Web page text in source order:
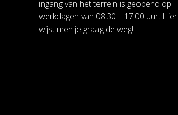
ingang van het terrein is geopend op
werkdagen van 08.30 – 17.00 uur. Hier
wijst men je graag de weg!